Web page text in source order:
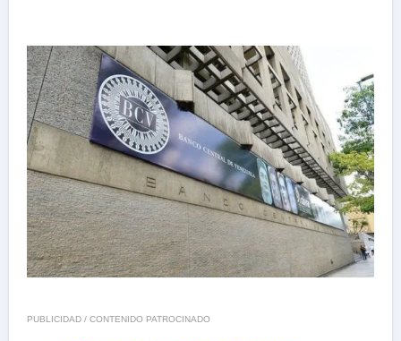
PUBLICIDAD / CONTENIDO PATROCINADO